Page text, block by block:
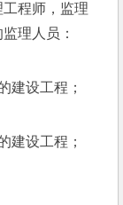
程师，监理
理人员：
设工程；
设工程；